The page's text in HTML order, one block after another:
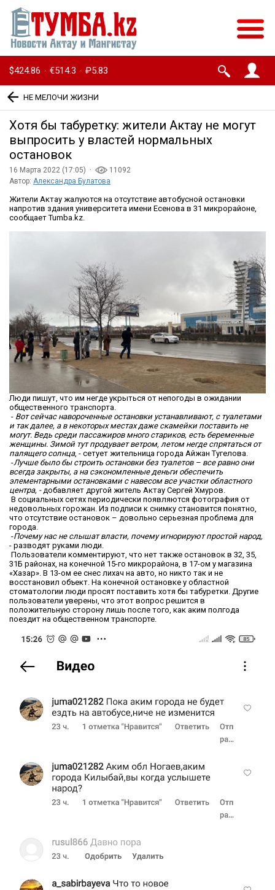
$424.86 · €514.3 · ₽5.83
НЕ МЕЛОЧИ ЖИЗНИ
Хотя бы табуретку: жители Актау не могут
выпросить у властей нормальных
остановок
16 Марта 2022 (17:05) ·
11092
Автор: Александра Булатова
Жители Актау жалуются на отсутствие автобусной остановки
напротив здания университета имени Есенова в 31 микрорайоне,
сообщает Tumba.kz.
Люди пишут, что им негде укрыться от непогоды в ожидании
общественного транспорта.
- Вот сейчас навороченные остановки устанавливают, с туалетами
и так далее, а в некоторых местах даже скамейки поставить не
могут. Ведь среди пассажиров много стариков, есть беременные
женщины. Зимой тут продувает ветром, летом негде спрятаться от
палящего солнца, - сетует жительница города Айжан Тугелова.
-Лучше было бы строить остановки без туалетов – все равно они
всегда закрыты, а на сэкономленные деньги обеспечить
элементарными остановками с навесом все участки областного
центра, - добавляет другой житель Актау Сергей Хмуров.
В социальных сетях периодически появляются фотография от
недовольных горожан. Из подписи к снимку становится понятно,
что отсутствие остановок – довольно серьезная проблема для
города.
-Почему нас не слышат власти, почему игнорируют простой народ,
- разводят руками люди.
Пользователи комментируют, что нет также остановок в 32, 35,
31Б районах, на конечной 15-го микрорайона, в 17-ом у магазина
«Хазар». В 13-ом ее снес лихач на авто, но никто так и не
восстановил объект. На конечной остановке у областной
стоматологии люди просят поставить хотя бы табуретки. Другие
пользователи уверены, что этот вопрос решится в
положительную сторону лишь после того, как аким полгода
поездит на общественном транспорте.